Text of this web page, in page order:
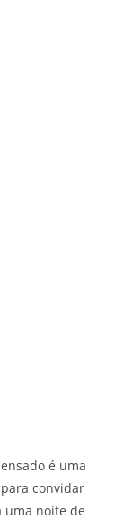
é uma
convidar
uma noite de